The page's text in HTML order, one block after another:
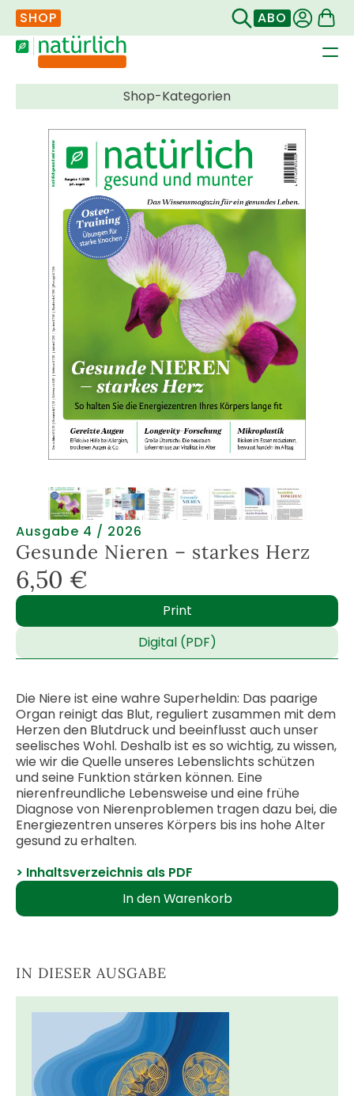
SHOP ABO
Ausgabe 4 / 2026
Gesunde Nieren – starkes Herz
6,50 €
Print
Digital (PDF)
Die Niere ist eine wahre Superheldin: Das paarige
Organ reinigt das Blut, reguliert zusammen mit dem
Herzen den Blutdruck und beeinflusst auch unser
seelisches Wohl. Deshalb ist es so wichtig, zu wissen,
wie wir die Quelle unseres Lebenslichts schützen
und seine Funktion stärken können. Eine
nierenfreundliche Lebensweise und eine frühe
Diagnose von Nierenproblemen tragen dazu bei, die
Energiezentren unseres Körpers bis ins hohe Alter
gesund zu erhalten.
> Inhaltsverzeichnis als PDF
IN DIESER AUSGABE